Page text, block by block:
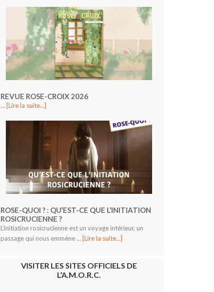
REVUE ROSE-CROIX 2026
… [Lire la suite...]
ROSE-QUOI ? : QU’EST-CE QUE L’INITIATION
ROSICRUCIENNE ?
L’initiation rosicrucienne est un voyage intérieur, un
passage qui nous emmène … [Lire la suite...]
VISITER LES SITES OFFICIELS DE
L’A.M.O.R.C.